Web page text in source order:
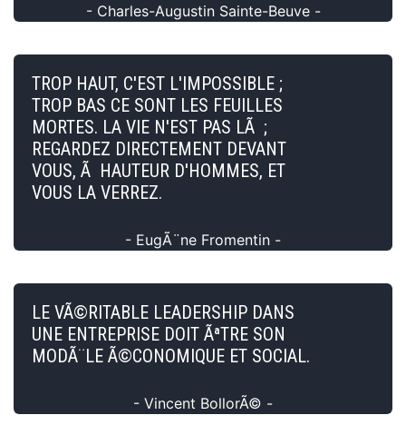
- Charles-Augustin Sainte-Beuve -
TROP HAUT, C'EST L'IMPOSSIBLE ;
TROP BAS CE SONT LES FEUILLES
MORTES. LA VIE N'EST PAS LÃ ;
REGARDEZ DIRECTEMENT DEVANT
VOUS, Ã HAUTEUR D'HOMMES, ET
VOUS LA VERREZ.
- EugÃ¨ne Fromentin -
LE VÃ©RITABLE LEADERSHIP DANS
UNE ENTREPRISE DOIT ÃªTRE SON
MODÃ¨LE Ã©CONOMIQUE ET SOCIAL.
- Vincent BollorÃ© -